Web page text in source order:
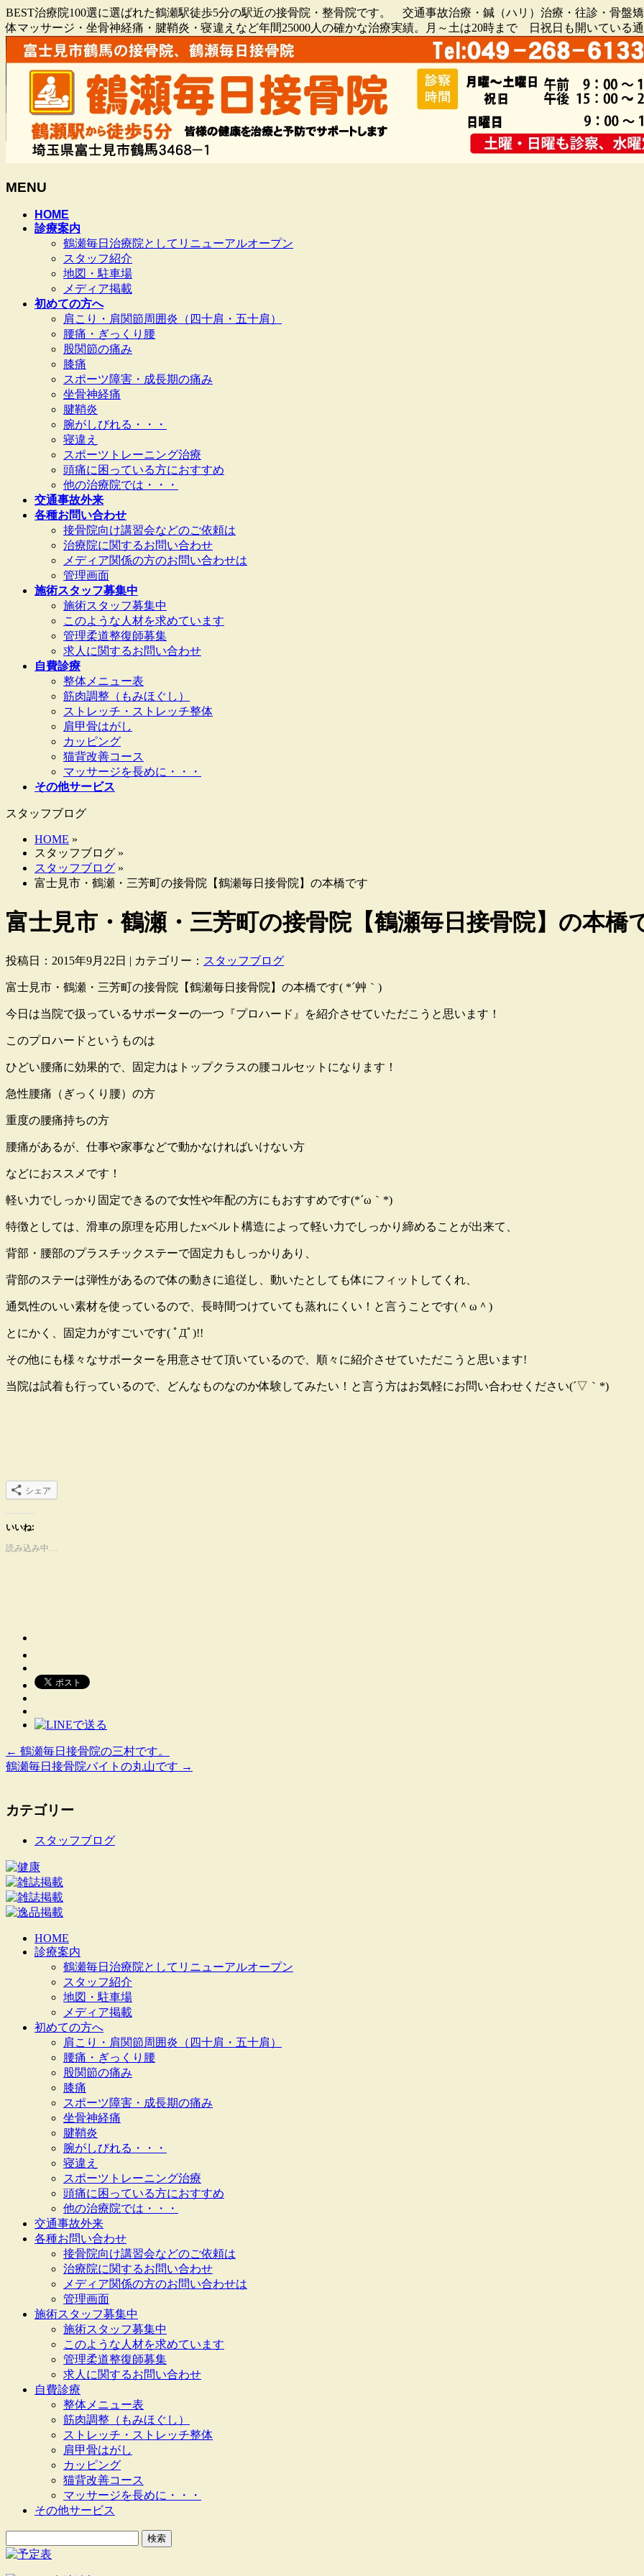
BEST治療院100選に選ばれた鶴瀬駅徒歩5分の駅近の接骨院・整骨院です。 交通事故治療・鍼（ハリ）治療・往診・骨盤
体マッサージ・坐骨神経痛・腱鞘炎・寝違えなど年間25000人の確かな治療実績。月～土は20時まで 日祝日も開いている
MENU
HOME
診療案内
鶴瀬毎日治療院としてリニューアルオープン
スタッフ紹介
地図・駐車場
メディア掲載
初めての方へ
肩こり・肩関節周囲炎（四十肩・五十肩）
腰痛・ぎっくり腰
股関節の痛み
膝痛
スポーツ障害・成長期の痛み
坐骨神経痛
腱鞘炎
腕がしびれる・・・
寝違え
スポーツトレーニング治療
頭痛に困っている方におすすめ
他の治療院では・・・
交通事故外来
各種お問い合わせ
接骨院向け講習会などのご依頼は
治療院に関するお問い合わせ
メディア関係の方のお問い合わせは
管理画面
施術スタッフ募集中
施術スタッフ募集中
このような人材を求めています
管理柔道整復師募集
求人に関するお問い合わせ
自費診療
整体メニュー表
筋肉調整（もみほぐし）
ストレッチ・ストレッチ整体
肩甲骨はがし
カッピング
猫背改善コース
マッサージを長めに・・・
その他サービス
スタッフブログ
HOME »
スタッフブログ »
スタッフブログ »
富士見市・鶴瀬・三芳町の接骨院【鶴瀬毎日接骨院】の本橋です
富士見市・鶴瀬・三芳町の接骨院【鶴瀬毎日接骨院】の本橋
投稿日：2015年9月22日 | カテゴリー： スタッフブログ
富士見市・鶴瀬・三芳町の接骨院【鶴瀬毎日接骨院】の本橋です( *´艸｀)
今日は当院で扱っているサポーターの一つ『プロハード』を紹介させていただこうと思います！
このプロハードというものは
ひどい腰痛に効果的で、固定力はトップクラスの腰コルセットになります！
急性腰痛（ぎっくり腰）の方
重度の腰痛持ちの方
腰痛があるが、仕事や家事などで動かなければいけない方
などにおススメです！
軽い力でしっかり固定できるので女性や年配の方にもおすすめです(*´ω｀*)
特徴としては、滑車の原理を応用したxベルト構造によって軽い力でしっかり締めることが出来て、
背部・腰部のプラスチックステーで固定力もしっかりあり、
背部のステーは弾性があるので体の動きに追従し、動いたとしても体にフィットしてくれ、
通気性のいい素材を使っているので、長時間つけていても蒸れにくい！と言うことです(＾ω＾)
とにかく、固定力がすごいです( ﾟДﾟ)!!
その他にも様々なサポーターを用意させて頂いているので、順々に紹介させていただこうと思います!
当院は試着も行っているので、どんなものなのか体験してみたい！と言う方はお気軽にお問い合わせください(´▽｀*)
シェア
いいね:
読み込み中…
← 鶴瀬毎日接骨院の三村です。
鶴瀬毎日接骨院バイトの丸山です →
カテゴリー
スタッフブログ
HOME
診療案内
鶴瀬毎日治療院としてリニューアルオープン
スタッフ紹介
地図・駐車場
メディア掲載
初めての方へ
肩こり・肩関節周囲炎（四十肩・五十肩）
腰痛・ぎっくり腰
股関節の痛み
膝痛
スポーツ障害・成長期の痛み
坐骨神経痛
腱鞘炎
腕がしびれる・・・
寝違え
スポーツトレーニング治療
頭痛に困っている方におすすめ
他の治療院では・・・
交通事故外来
各種お問い合わせ
接骨院向け講習会などのご依頼は
治療院に関するお問い合わせ
メディア関係の方のお問い合わせは
管理画面
施術スタッフ募集中
施術スタッフ募集中
このような人材を求めています
管理柔道整復師募集
求人に関するお問い合わせ
自費診療
整体メニュー表
筋肉調整（もみほぐし）
ストレッチ・ストレッチ整体
肩甲骨はがし
カッピング
猫背改善コース
マッサージを長めに・・・
その他サービス
索: